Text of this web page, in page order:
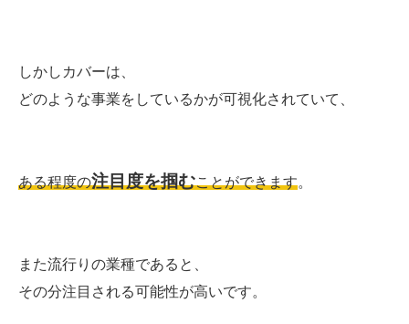
しかしカバーは、
どのような事業をしているかが可視化されていて、
ある程度の注目度を掴むことができます。
また流行りの業種であると、
その分注目される可能性が高いです。